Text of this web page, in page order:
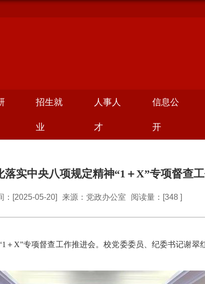
招生就
业
人事人
才
信息公
开
落实中央八项规定精神“1＋X”专项督查
：[2025-05-20] 来源：党政办公室 阅读量：[348 ]
＋X”专项督查工作推进会。校党委委员、纪委书记谢